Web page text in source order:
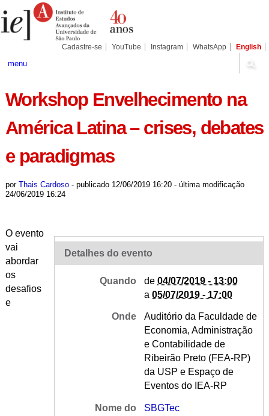
para
conteúdo.
Pessoais
Cadastre-se YouTube Instagram WhatsApp English
menu
Workshop Envelhecimento na
América Latina – crises, debates
e paradigmas
por Thais Cardoso - publicado12/06/2019 16:20 - última modificação
24/06/2019 16:24
Detalhes do evento
Quando de04/07/2019 - 13:00
a05/07/2019 - 17:00
Onde
Auditório da Faculdade de
Economia, Administração
e Contabilidade de
Ribeirão Preto (FEA-RP)
da USP e Espaço de
Eventos do IEA-RP
Nome do
SBGTec
O evento
vai
abordar
os
desafios
e